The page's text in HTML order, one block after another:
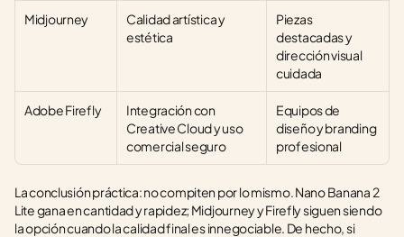
Midjourney
Calidad artística y
estética
Piezas
destacadas y
dirección visual
cuidada
Adobe Firefly
Integración con
Creative Cloud y uso
comercial seguro
Equipos de
diseño y branding
profesional
La conclusión práctica: no compiten por lo mismo. Nano Banana 2
Lite gana en cantidad y rapidez; Midjourney y Firefly siguen siendo
la opción cuando la calidad final es innegociable. De hecho, si